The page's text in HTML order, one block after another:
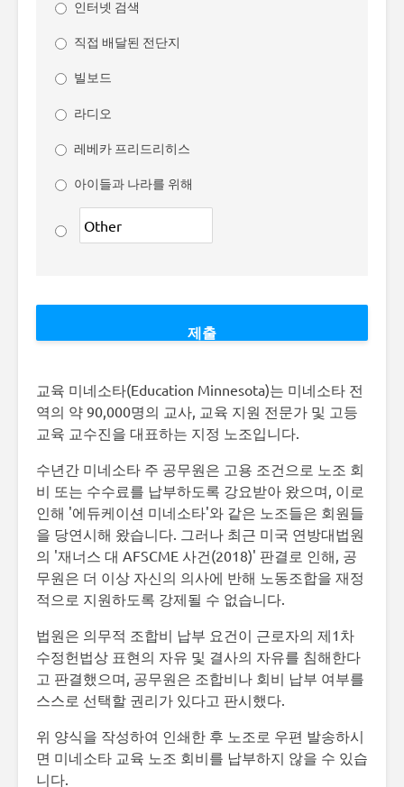
인터넷 검색
직접 배달된 전단지
빌보드
라디오
레베카 프리드리히스
아이들과 나라를 위해
교육 미네소타(Education Minnesota)는 미네소타 전
역의 약 90,000명의 교사, 교육 지원 전문가 및 고등
교육 교수진을 대표하는 지정 노조입니다.
수년간 미네소타 주 공무원은 고용 조건으로 노조 회
비 또는 수수료를 납부하도록 강요받아 왔으며, 이로
인해 '에듀케이션 미네소타'와 같은 노조들은 회원들
을 당연시해 왔습니다. 그러나 최근 미국 연방대법원
의 '재너스 대 AFSCME 사건(2018)' 판결로 인해, 공
무원은 더 이상 자신의 의사에 반해 노동조합을 재정
적으로 지원하도록 강제될 수 없습니다.
법원은 의무적 조합비 납부 요건이 근로자의 제1차
수정헌법상 표현의 자유 및 결사의 자유를 침해한다
고 판결했으며, 공무원은 조합비나 회비 납부 여부를
스스로 선택할 권리가 있다고 판시했다.
위 양식을 작성하여 인쇄한 후 노조로 우편 발송하시
면 미네소타 교육 노조 회비를 납부하지 않을 수 있습
니다.